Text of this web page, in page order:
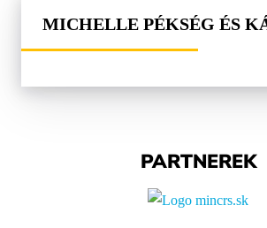
MICHELLE PÉKSÉG ÉS
PARTNEREK